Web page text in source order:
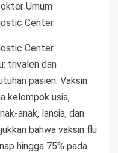
Umum
Center.
Center
trivalen dan
pasien. Vaksin
kelompok usia,
anak, lansia, dan
bahwa vaksin flu
hingga 75% pada